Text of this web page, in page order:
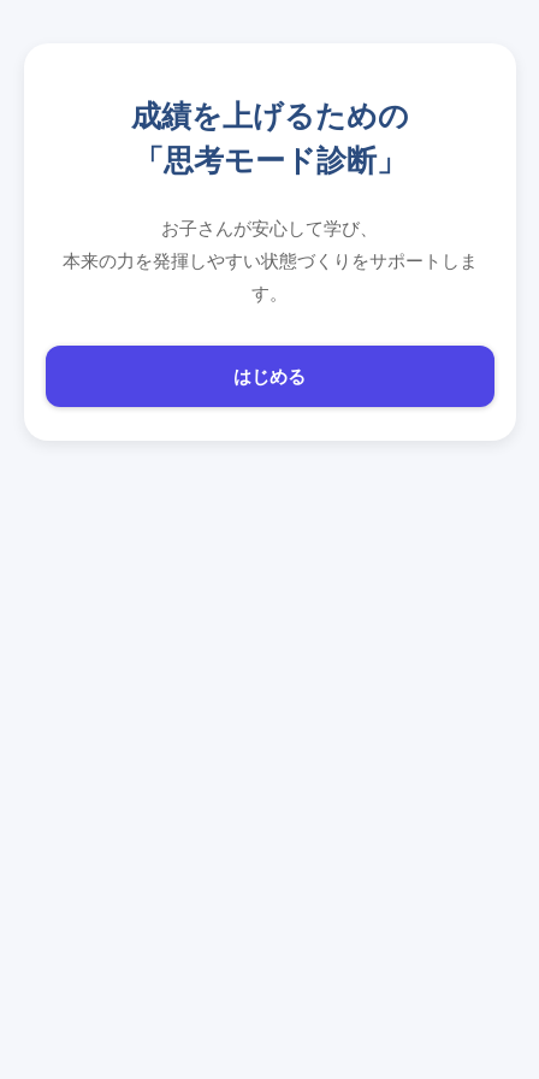
成績を上げるための
「思考モード診断」
お子さんが安心して学び、
本来の力を発揮しやすい状態づくりをサポートしま
す。
はじめる